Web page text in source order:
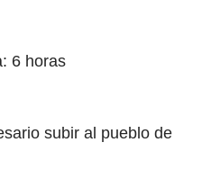
6 horas
subir al pueblo de